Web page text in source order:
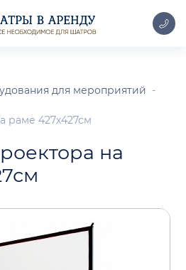
для мероприятий
раме 427х427см
на